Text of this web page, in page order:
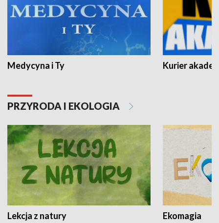
Medycyna i Ty Kurier
PRZYRODA I EKOLOGIA
Lekcja z natury Ekomagia